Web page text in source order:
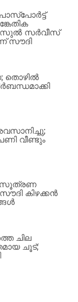
സർവീസ്
സൗദി
തൊഴിൽ
വീണ്ടും
കിഴക്കൻ
ചില
ചൂട്;